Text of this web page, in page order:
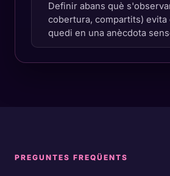
Definir abans què
cobertura, compartits) evita
quedi en una anècdota
PREGUNTES FREQÜENTS